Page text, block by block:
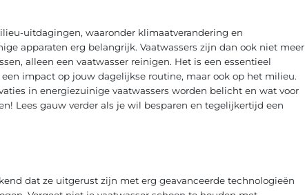
uitdagingen, waaronder klimaatverandering en
apparaten erg belangrijk. Vaatwassers zijn dan ook niet meer
alleen een vaatwasser reinigen. Het is een essentieel
impact op jouw dagelijkse routine, maar ook op het milieu.
in energiezuinige vaatwassers worden belicht en wat voor
Lees gauw verder als je wil besparen en tegelijkertijd een
dat ze uitgerust zijn met erg geavanceerde technologieën